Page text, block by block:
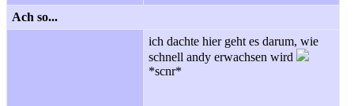
Ach so...
ich dachte hier geht es darum, wie
schnell andy erwachsen wird
*scnr*